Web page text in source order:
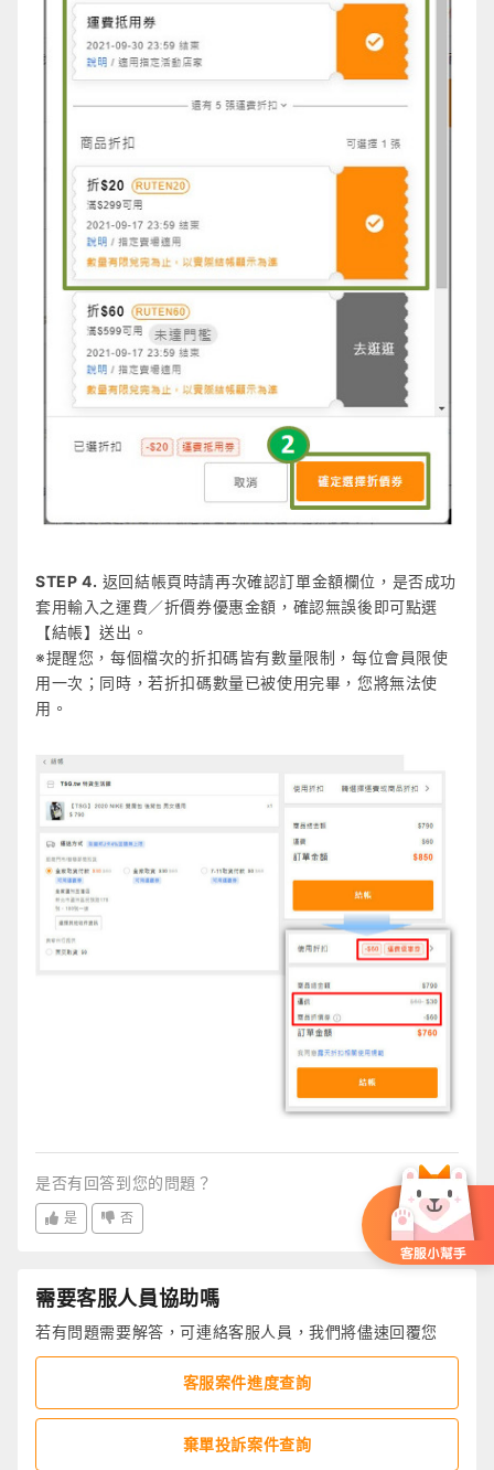
STEP 4. 返回結帳頁時請再次確認訂單金額欄位，是否成功
套用輸入之運費／折價券優惠金額，確認無誤後即可點選
【結帳】送出。
※提醒您，每個檔次的折扣碼皆有數量限制，每位會員限使
用一次；同時，若折扣碼數量已被使用完畢，您將無法使
用。
是否有回答到您的問題？
是 否
需要客服人員協助嗎
若有問題需要解答，可連絡客服人員，我們將儘速回覆您
客服案件進度查詢
棄單投訴案件查詢